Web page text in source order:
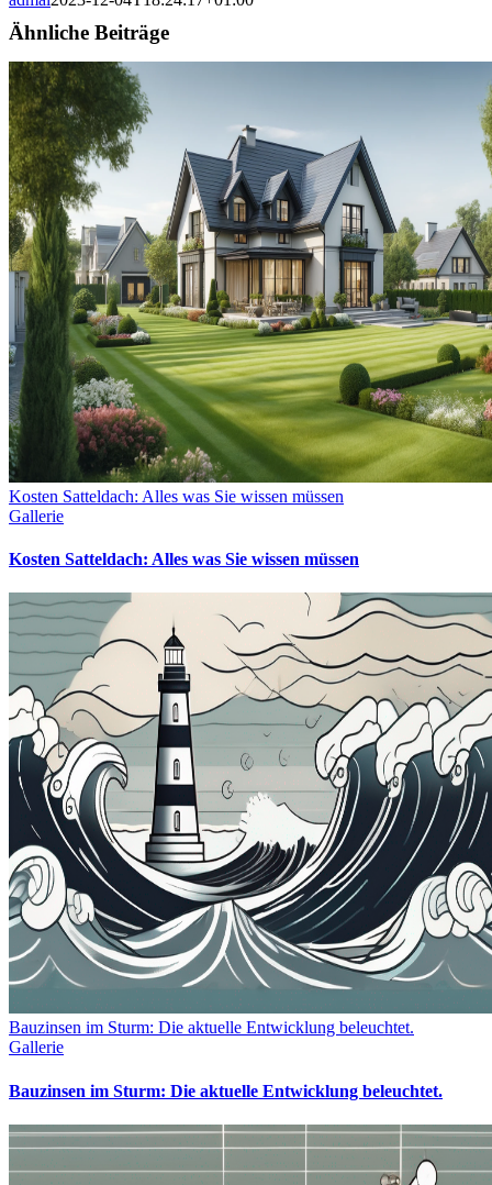
Ähnliche Beiträge
Kosten Satteldach: Alles was Sie wissen müssen
Gallerie
Kosten Satteldach: Alles was Sie wissen müssen
Bauzinsen im Sturm: Die aktuelle Entwicklung beleuchtet.
Gallerie
Bauzinsen im Sturm: Die aktuelle Entwicklung beleuchtet.